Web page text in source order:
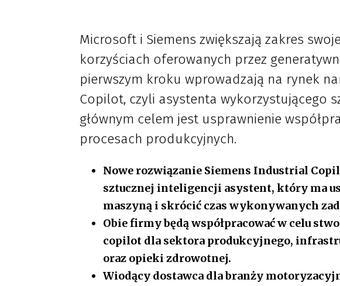
Microsoft i Siemens zwiększają zakres
korzyściach oferowanych przez
pierwszym kroku wprowadzają na rynek
Copilot, czyli asystenta wykorzystującego
głównym celem jest usprawnienie
procesach produkcyjnych.
Nowe rozwiązanie Siemens Industrial
sztucznej inteligencji asystent, który ma
maszyną i skrócić czas wykonywanych
Obie firmy będą współpracować w celu
copilot dla sektora produkcyjnego,
oraz opieki zdrowotnej.
Wiodący dostawca dla branży